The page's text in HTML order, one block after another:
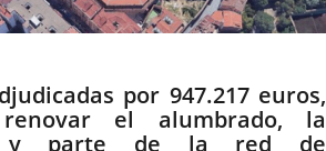
por 947.217 euros,
el alumbrado, la
y parte de la red de